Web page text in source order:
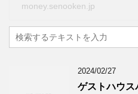
money.senooken.jp
2024/02/27
ゲストハウ